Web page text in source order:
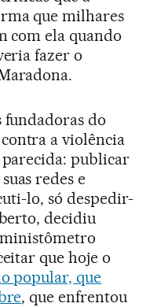
que milhares
com ela quando
fazer o
fundadoras do
a violência
parecida: publicar
redes e
lo, só despedir-
decidiu
que hoje o
popular, que
, que enfrentou